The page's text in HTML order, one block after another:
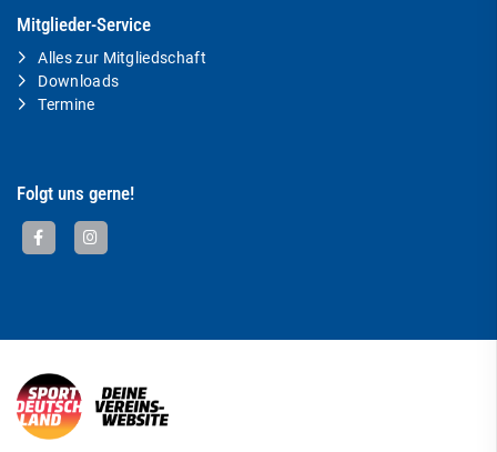
Mitglieder-Service
Alles zur Mitgliedschaft
Downloads
Termine
Folgt uns gerne!